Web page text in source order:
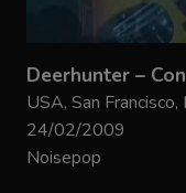
Deerhunter –
USA, San
24/02/2009
Noisepop